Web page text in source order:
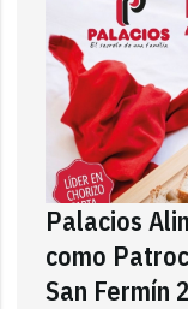
Palacios
como
San Fermín